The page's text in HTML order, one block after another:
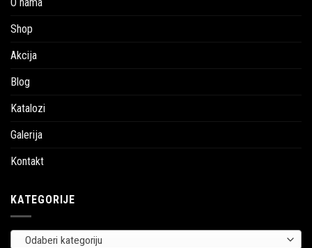
Shop
Akcija
Blog
Katalozi
Galerija
Kontakt
KATEGORIJE
Odaberi kategoriju